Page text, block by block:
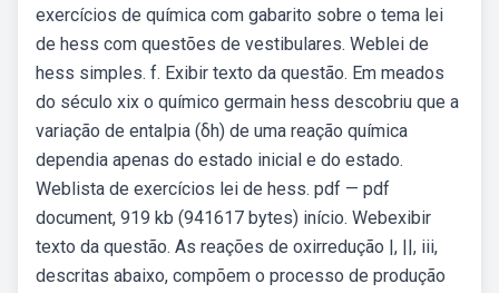
exercícios de química com gabarito sobre o tema lei
de hess com questões de vestibulares. Weblei de
hess simples. f. Exibir texto da questão. Em meados
do século xix o químico germain hess descobriu que a
variação de entalpia (δh) de uma reação química
dependia apenas do estado inicial e do estado.
Weblista de exercícios lei de hess. pdf — pdf
document, 919 kb (941617 bytes) início. Webexibir
texto da questão. As reações de oxirredução |, ||, iii,
descritas abaixo, compõem o processo de produção